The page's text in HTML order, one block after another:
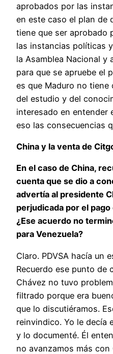
aprobados por las
en este caso el plan de
tiene que ser aprobado
las instancias políticas
la Asamblea Nacional y
para que se apruebe el
es que Maduro no
del estudio y del
interesado en entender
eso las consecuencias
China y la venta de
En el caso de China,
cuenta que se dio a
advertía al presidente
perjudicada por el
¿Ese acuerdo no
para Venezuela?
Claro. PDVSA hacía un
Recuerdo ese punto de
Chávez no tuvo
filtrado porque era
que lo discutiéramos.
reinvindico. Yo le decía
y lo documenté. Él
no avanzamos más